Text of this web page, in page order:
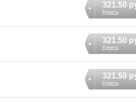
321.50
Купить
321.50
Купить
321.50
Купить